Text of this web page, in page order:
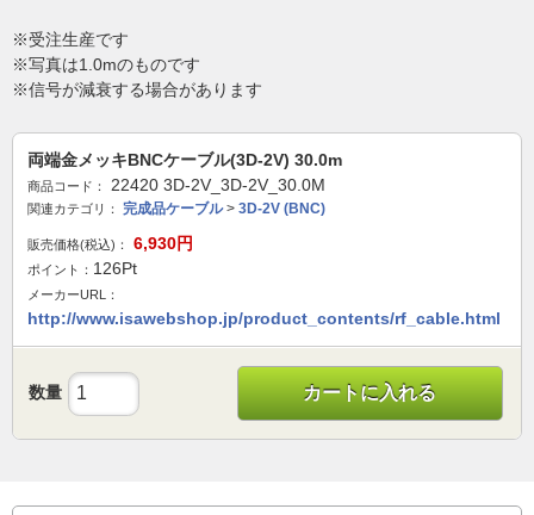
※受注生産です
※写真は1.0mのものです
※信号が減衰する場合があります
両端金メッキBNCケーブル(3D-2V) 30.0m
商品コード： 22420 3D-2V_3D-2V_30.0M
関連カテゴリ： 完成品ケーブル> 3D-2V (BNC)
販売価格(税込)： 6,930円
ポイント： 126Pt
メーカーURL：
http://www.isawebshop.jp/product_contents/rf_cable.html
数量 カートに入れる